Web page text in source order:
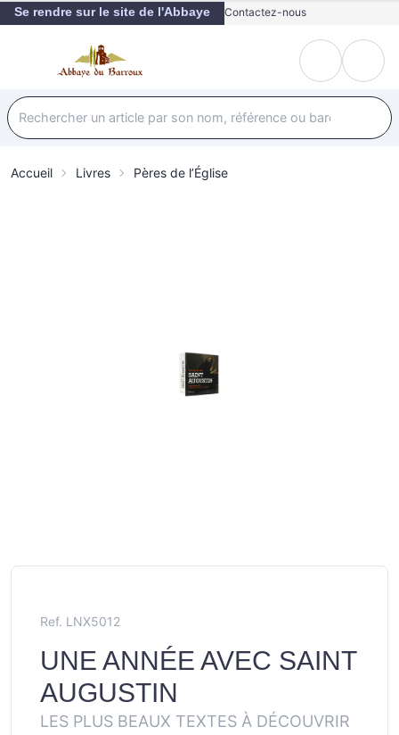
Se rendre sur le site de l'Abbaye Contactez-nous
Accueil Livres Pères de l’Église
Ref. LNX5012
UNE ANNÉE AVEC SAINT
AUGUSTIN
LES PLUS BEAUX TEXTES À DÉCOUVRIR